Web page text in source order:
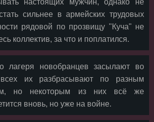
настоящих мужчин, однако не
сильнее в армейских трудовых
рядовой по прозвищу "Куча" не
коллектив, за что и поплатился.
лагеря новобранцев засылают во
их разбрасывают по разным
но некоторым из них всё же
вновь, но уже на войне.